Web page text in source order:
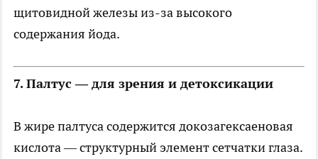
щитовидной железы из-за высокого
содержания йода.
7. Палтус — для зрения и детоксикации
В жире палтуса содержится докозагексаеновая
кислота — структурный элемент сетчатки глаза.